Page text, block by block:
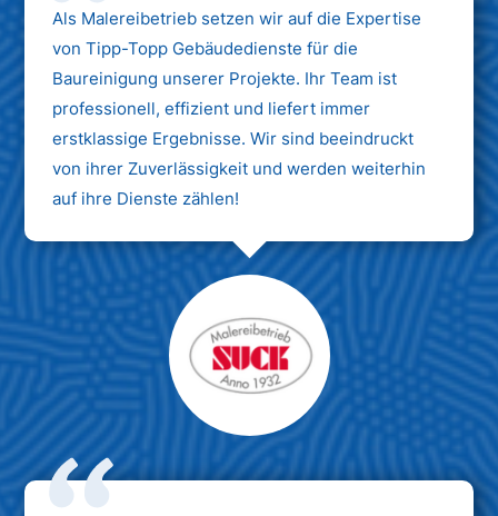
Als Malereibetrieb setzen wir auf die Expertise
von Tipp-Topp Gebäudedienste für die
Baureinigung unserer Projekte. Ihr Team ist
professionell, effizient und liefert immer
erstklassige Ergebnisse. Wir sind beeindruckt
von ihrer Zuverlässigkeit und werden weiterhin
auf ihre Dienste zählen!